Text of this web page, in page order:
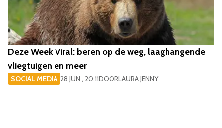
Deze Week Viral: beren op de weg, laaghangende
vliegtuigen en meer
SOCIAL MEDIA 28 JUN , 20:11DOORLAURA JENNY